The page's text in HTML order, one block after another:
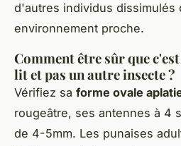
d'autres individus dissimulés
environnement proche.
Comment être sûr que
lit et pas un autre insecte ?
Vérifiez sa forme ovale
rougeâtre, ses antennes à 4
de 4-5mm. Les punaises